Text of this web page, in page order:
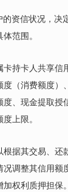
的资信状况，决
范围。
卡持卡人共享信
度（消费额度）
度、现金提取授
上限。
根据其交易、还
况调整其信用额
加权利质押担保